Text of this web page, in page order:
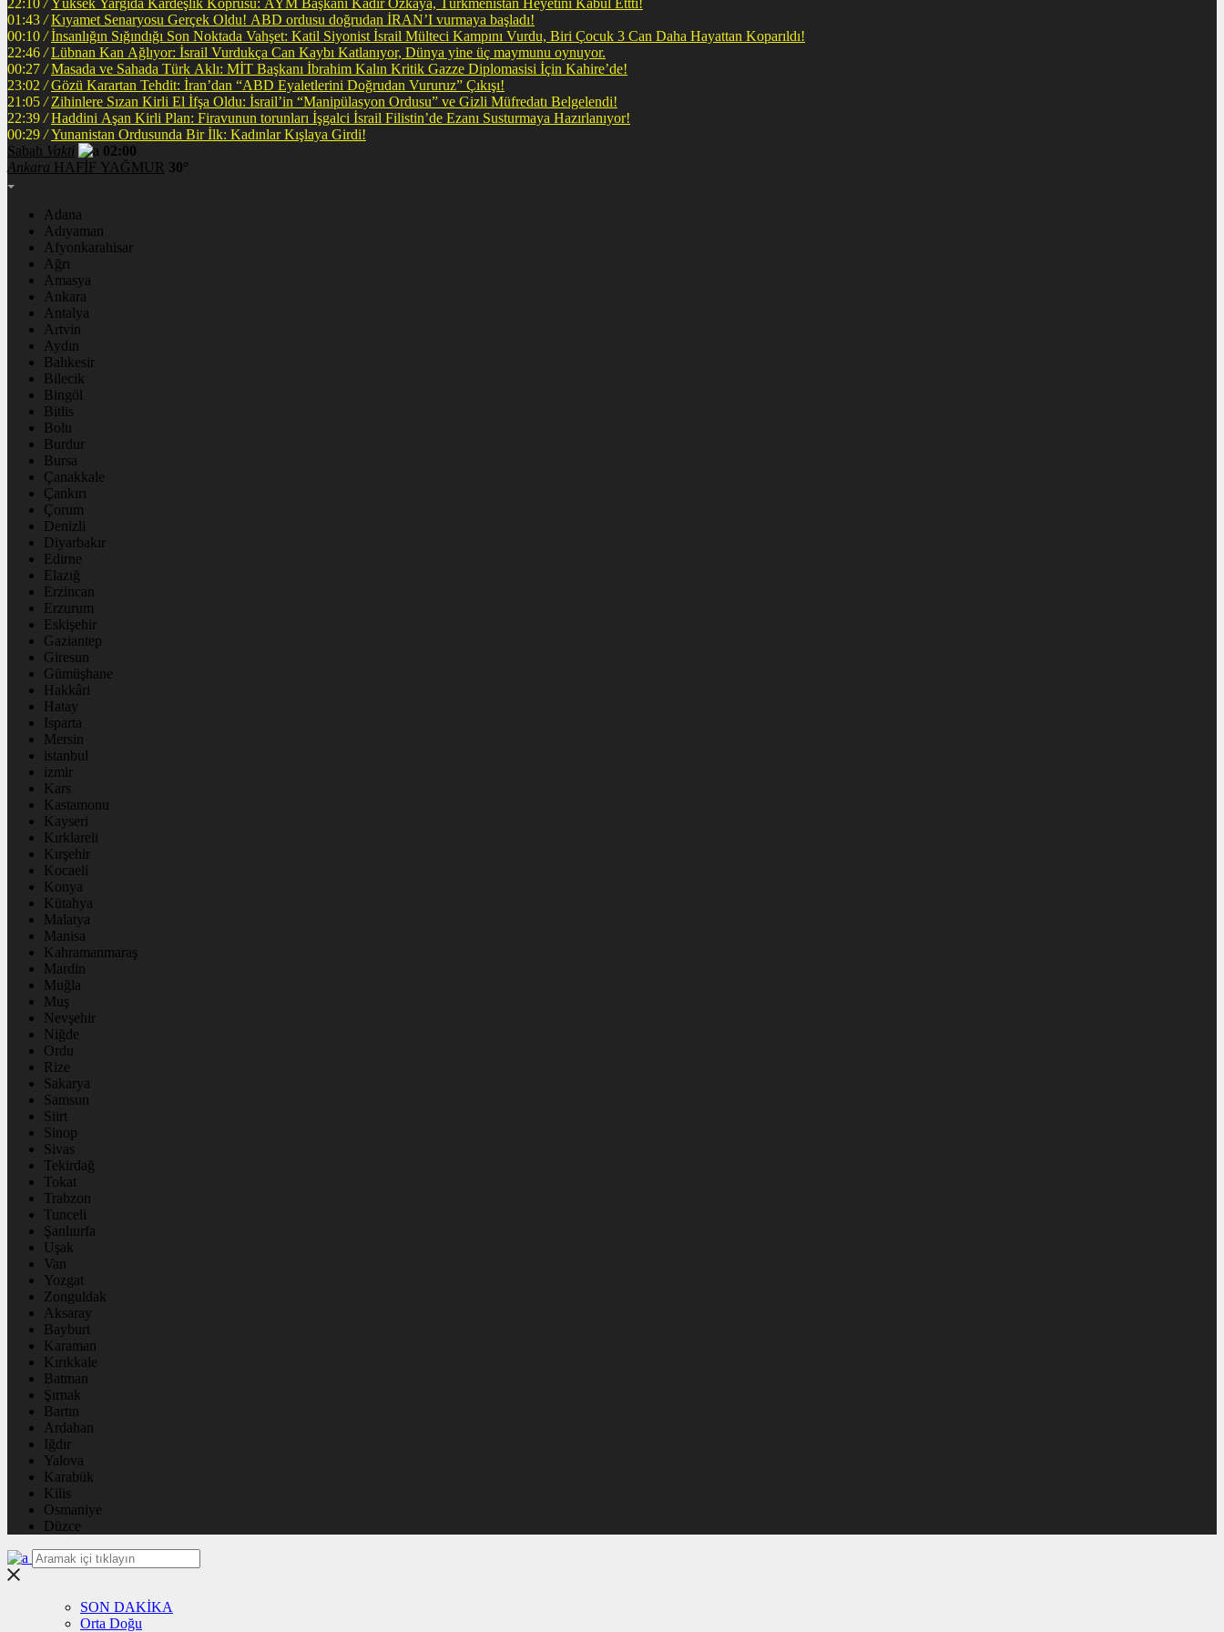
22:10 / Yüksek Yargıda Kardeşlik Köprüsü: AYM Başkanı Kadir Özkaya, Türkmenistan Heyetini Kabul Ettti!
01:43 /
Kıyamet Senaryosu Gerçek Oldu! ABD ordusu doğrudan İRAN’I vurmaya başladı!
00:10 / İnsanlığın Sığındığı Son Noktada Vahşet: Katil Siyonist İsrail Mülteci Kampını Vurdu, Biri Çocuk 3 Can Daha Hayattan Koparıldı!
22:46 / Lübnan Kan Ağlıyor: İsrail Vurdukça Can Kaybı Katlanıyor, Dünya yine üç maymunu oynuyor.
00:27 / Masada ve Sahada Türk Aklı: MİT Başkanı İbrahim Kalın Kritik Gazze Diplomasisi İçin Kahire’de!
23:02 / Gözü Karartan Tehdit: İran’dan “ABD Eyaletlerini Doğrudan Vururuz” Çıkışı!
21:05 / Zihinlere Sızan Kirli El İfşa Oldu: İsrail’in “Manipülasyon Ordusu” ve Gizli Müfredatı Belgelendi!
22:39 /
Haddini Aşan Kirli Plan: Firavunun torunları İşgalci İsrail Filistin’de Ezanı Susturmaya Hazırlanıyor!
00:29 / Yunanistan Ordusunda Bir İlk: Kadınlar Kışlaya Girdi!
Sabah Vakti
02:00
Ankara HAFİF YAĞMUR 30°
Adana
Adıyaman
Afyonkarahisar
Ağrı
Amasya
Ankara
Antalya
Artvin
Aydın
Balıkesir
Bilecik
Bingöl
Bitlis
Bolu
Burdur
Bursa
Çanakkale
Çankırı
Çorum
Denizli
Diyarbakır
Edirne
Elazığ
Erzincan
Erzurum
Eskişehir
Gaziantep
Giresun
Gümüşhane
Hakkâri
Hatay
Isparta
Mersin
istanbul
izmir
Kars
Kastamonu
Kayseri
Kırklareli
Kırşehir
Kocaeli
Konya
Kütahya
Malatya
Manisa
Kahramanmaraş
Mardin
Muğla
Muş
Nevşehir
Niğde
Ordu
Rize
Sakarya
Samsun
Siirt
Sinop
Sivas
Tekirdağ
Tokat
Trabzon
Tunceli
Şanlıurfa
Uşak
Van
Yozgat
Zonguldak
Aksaray
Bayburt
Karaman
Kırıkkale
Batman
Şırnak
Bartın
Ardahan
Iğdır
Yalova
Karabük
Kilis
Osmaniye
Düzce
SON DAKİKA
Orta Doğu